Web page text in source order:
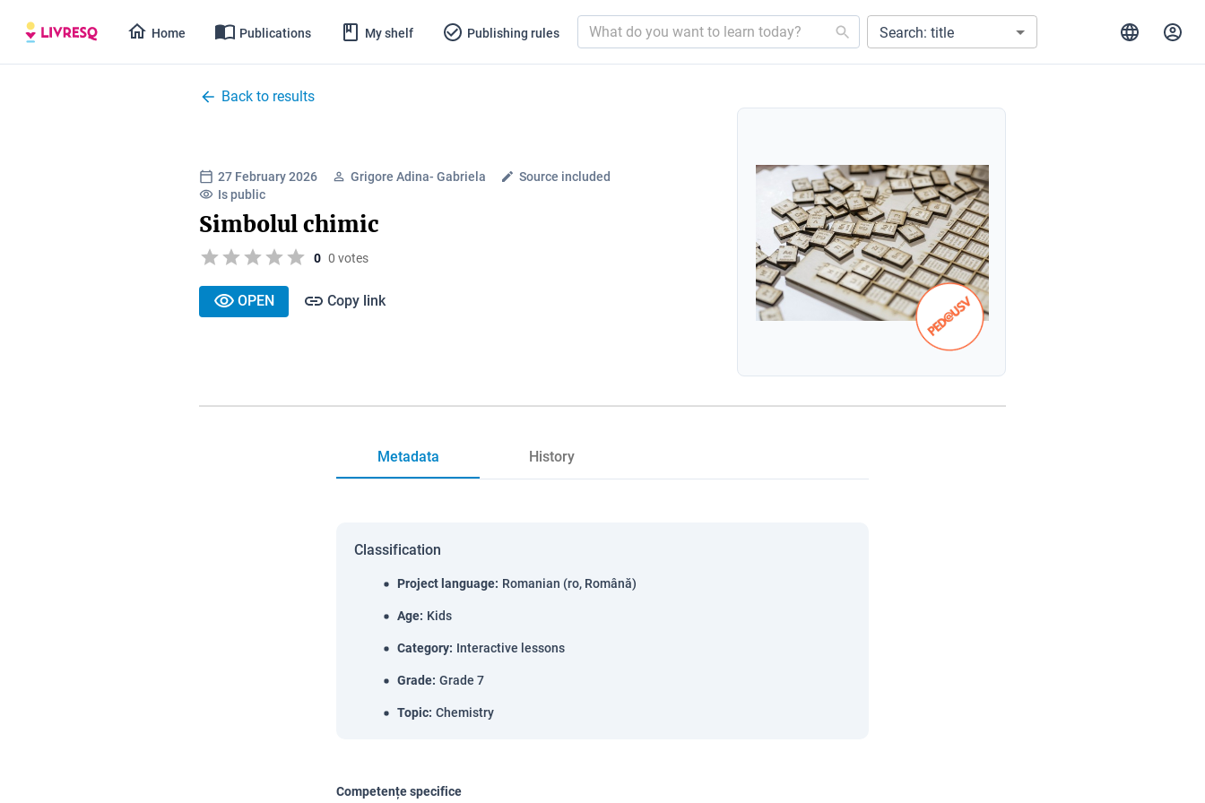
Home Publications My shelf Publishing rules Search: title
Back to results
27 February 2026 Grigore Adina- Gabriela
Source included
Is public
Simbolul chimic
0 0 votes
OPEN Copy link
Metadata History
Classification
Project language: Romanian (ro, Română)
Age: Kids
Category: Interactive lessons
Grade: Grade 7
Topic: Chemistry
Competențe specifice